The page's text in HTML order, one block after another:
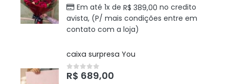
Em até 1x de R$ 389,00 no credito
avista, (P/ mais condições entre em
contato com a loja)
caixa surpresa You
0out of 5
R$ 689,00